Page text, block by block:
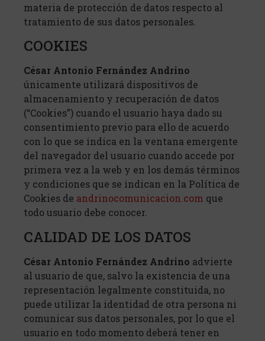
materia de protección de datos respecto al
tratamiento de sus datos personales.
COOKIES
César Antonio Fernández Andrino
únicamente utilizará dispositivos de
almacenamiento y recuperación de datos
(“Cookies”) cuando el usuario haya dado su
consentimiento previo para ello de acuerdo
con lo que se indica en la ventana emergente
del navegador del usuario cuando accede por
primera vez a la web y en los demás términos
y condiciones que se indican en la Política de
Cookies de andrinocomunicacion.com que
todo usuario debe conocer.
CALIDAD DE LOS DATOS
César Antonio Fernández Andrino advierte
al usuario de que, salvo la existencia de una
representación legalmente constituida, no
puede utilizar la identidad de otra persona ni
comunicar sus datos personales, por lo que el
usuario en todo momento deberá tener en